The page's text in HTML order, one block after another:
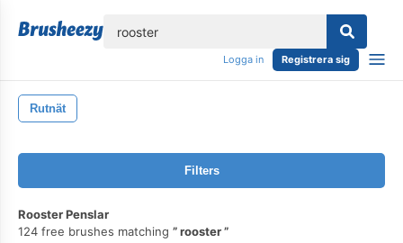
Logga in Registrera sig
Rutnät
Filters
Rooster Penslar
124 free brushes matching
rooster